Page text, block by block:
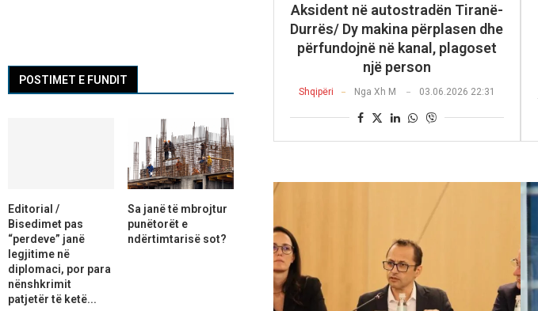
Aksident në autostradën Tiranë-
Durrës/ Dy makina përplasen dhe
përfundojnë në kanal, plagoset
një person
Shqipëri Nga Xh M 03.06.2026 22:31
POSTIMET E FUNDIT
Editorial /
Bisedimet pas
“perdeve” janë
legjitime në
diplomaci, por para
nënshkrimit
patjetër të ketë...
Sa janë të mbrojtur
punëtorët e
ndërtimtarisë sot?